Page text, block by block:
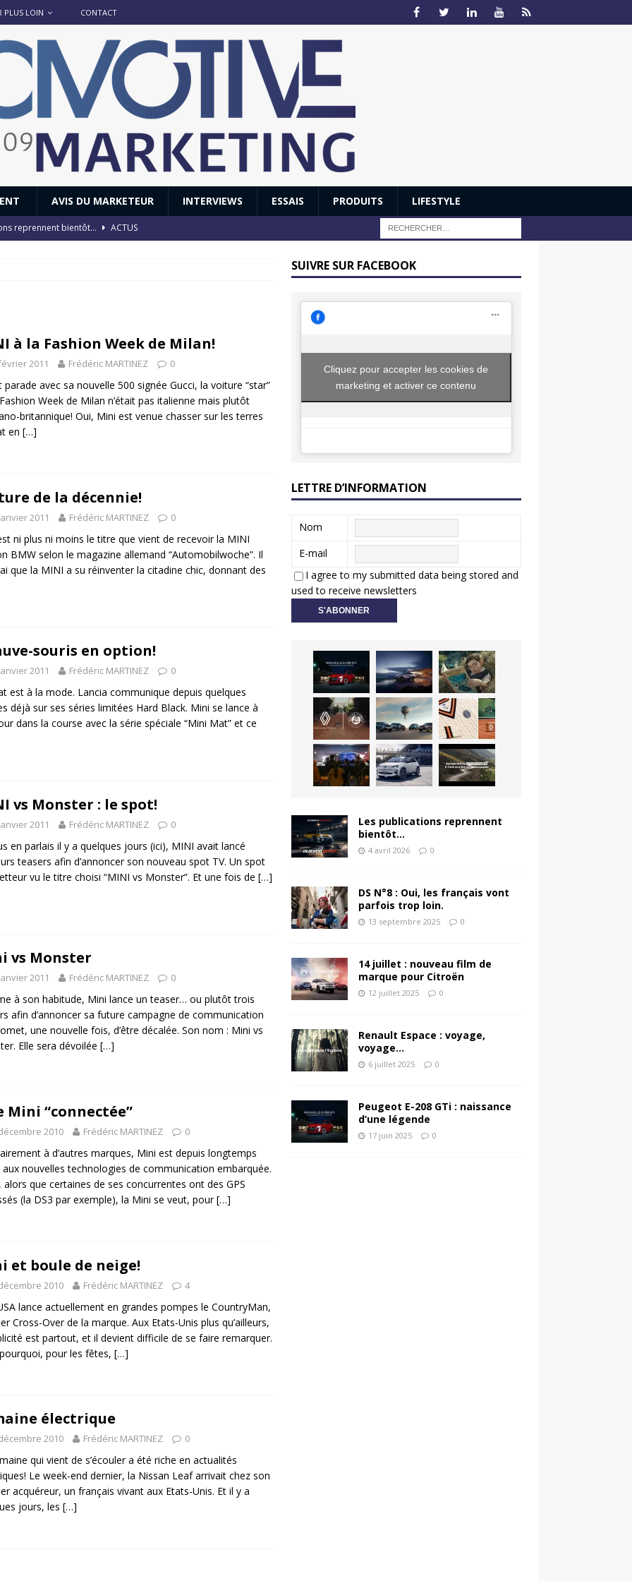
PLUS LOIN CONTACT
AVIS DU MARKETEUR INTERVIEWS ESSAIS PRODUITS LIFESTYLE
reprennent bientôt…
ACTUS
: Honda dévoile un spot publicitaire… confiné! ACTUS
à la Fashion Week de Milan!
2011 Frédéric MARTINEZ 0
parade avec sa nouvelle 500 signée Gucci, la voiture “star”
Week de Milan n’était pas italienne mais plutôt
britannique! Oui, Mini est venue chasser sur les terres
en […]
de la décennie!
2011 Frédéric MARTINEZ 0
ni plus ni moins le titre que vient de recevoir la MINI
BMW selon le magazine allemand “Automobilwoche”. Il
que la MINI a su réinventer la citadine chic, donnant des
souris en option!
2011 Frédéric MARTINEZ 0
est à la mode. Lancia communique depuis quelques
déjà sur ses séries limitées Hard Black. Mini se lance à
dans la course avec la série spéciale “Mini Mat” et ce
vs Monster : le spot!
2011 Frédéric MARTINEZ 0
en parlais il y a quelques jours (ici), MINI avait lancé
teasers afin d’annoncer son nouveau spot TV. Un spot
vu le titre choisi “MINI vs Monster”. Et une fois de […]
vs Monster
2011 Frédéric MARTINEZ 0
à son habitude, Mini lance un teaser… ou plutôt trois
afin d’annoncer sa future campagne de communication
une nouvelle fois, d’être décalée. Son nom : Mini vs
Elle sera dévoilée […]
Mini “connectée”
2010 Frédéric MARTINEZ 0
à d’autres marques, Mini est depuis longtemps
aux nouvelles technologies de communication embarquée.
alors que certaines de ses concurrentes ont des GPS
(la DS3 par exemple), la Mini se veut, pour[…]
et boule de neige!
2010 Frédéric MARTINEZ 4
lance actuellement en grandes pompes le CountryMan,
Cross-Over de la marque. Aux Etats-Unis plus qu’ailleurs,
est partout, et il devient difficile de se faire remarquer.
pourquoi, pour les fêtes, […]
électrique
2010 Frédéric MARTINEZ 0
qui vient de s’écouler a été riche en actualités
Le week-end dernier, la Nissan Leaf arrivait chez son
acquéreur, un français vivant aux Etats-Unis. Et il y a
jours, les […]
SUIVRE SUR FACEBOOK
Cliquez pour accepter les cookies de
marketing et activer ce contenu
LETTRE D’INFORMATION
Nom
E-mail
I agree to my submitted data being stored and
used to receive newsletters
Les publications reprennent
bientôt…
4 avril 2026 0
DS N°8 : Oui, les français vont
parfois trop loin.
13 septembre 2025 0
14 juillet : nouveau film de
marque pour Citroën
12 juillet 2025 0
Renault Espace : voyage,
voyage…
6 juillet 2025 0
Peugeot E-208 GTi : naissance
d’une légende
17 juin 2025 0